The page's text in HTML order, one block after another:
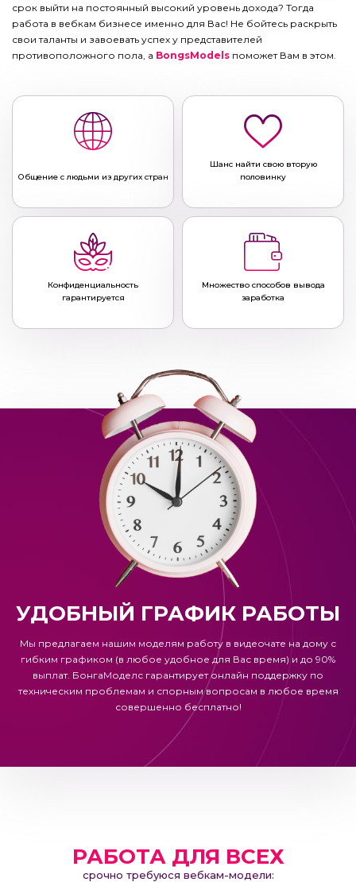
срок выйти на постоянный высокий уровень дохода? Тогда
работа в вебкам бизнесе именно для Вас! Не бойтесь раскрыть
свои таланты и завоевать успех у представителей
противоположного пола, а BongsModels поможет Вам в этом.
Общение с людьми из других стран
Шанс найти свою вторую
половинку
Конфиденциальность
гарантируется
Множество способов вывода
заработка
УДОБНЫЙ ГРАФИК РАБОТЫ
Мы предлагаем нашим моделям работу в видеочате на дому с
гибким графиком (в любое удобное для Вас время) и до 90%
выплат. БонгаМоделс гарантирует онлайн поддержку по
техническим проблемам и спорным вопросам в любое время
совершенно бесплатно!
РАБОТА ДЛЯ ВСЕХ
срочно требуюся вебкам-модели: